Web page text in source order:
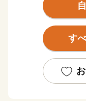
また、里山風景の
砥部焼と並ぶ産業。
高級柑橘で知られ
す